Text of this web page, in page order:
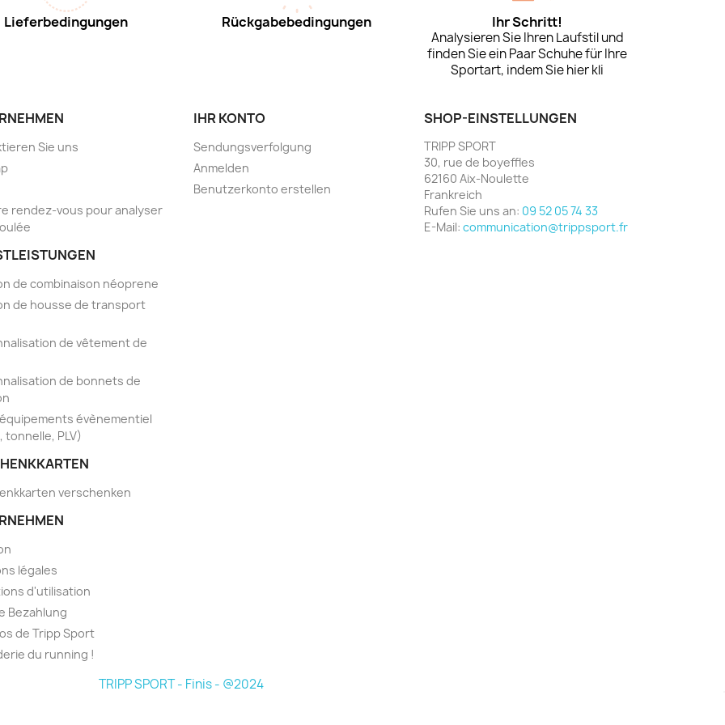
Lieferbedingungen Rückgabebedingungen Ihr Schritt!
Analysieren Sie Ihren Laufstil und
finden Sie ein Paar Schuhe für Ihre
Sportart, indem Sie hier kli
Sie uns
rendez-vous pour analyser
de combinaison néoprene
de housse de transport
de vêtement de
de bonnets de
évènementiel
tonnelle, PLV)
verschenken
légales
d'utilisation
Bezahlung
de Tripp Sport
du running !
IHR KONTO
Sendungsverfolgung
Anmelden
Benutzerkonto erstellen
SHOP-EINSTELLUNGEN
TRIPP SPORT
30, rue de boyeffles
62160 Aix-Noulette
Frankreich
Rufen Sie uns an: 09 52 05 74 33
E-Mail: communication@trippsport.fr
TRIPP SPORT - Finis - @2024